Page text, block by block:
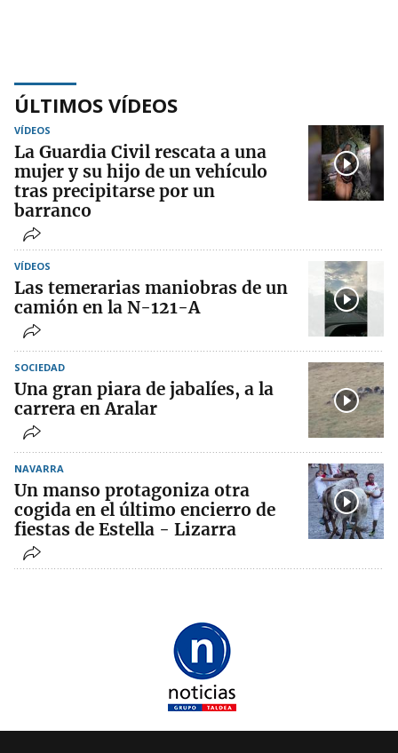
ÚLTIMOS VÍDEOS
VÍDEOS
La Guardia Civil rescata a una
mujer y su hijo de un vehículo
tras precipitarse por un
barranco
VÍDEOS
Las temerarias maniobras de un
camión en la N-121-A
SOCIEDAD
Una gran piara de jabalíes, a la
carrera en Aralar
NAVARRA
Un manso protagoniza otra
cogida en el último encierro de
fiestas de Estella - Lizarra